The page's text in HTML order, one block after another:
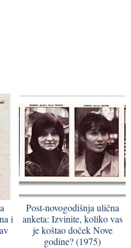
i
Post-novogodišnja ulična
anketa: Izvinite, koliko vas
je koštao doček Nove
godine? (1975)